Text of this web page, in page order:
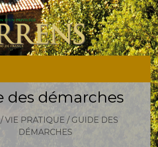
des démarches
VIE PRATIQUE / GUIDE DES
DÉMARCHES